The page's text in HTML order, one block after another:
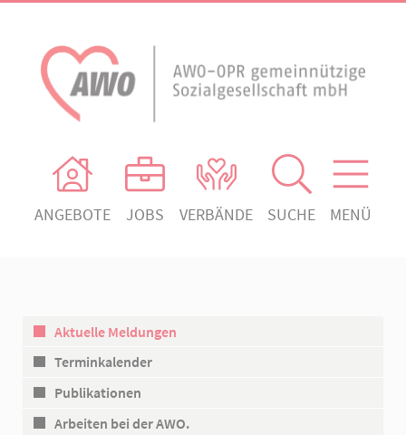
ANGEBOTE JOBS VERBÄNDE SUCHE MENÜ
AWO Ortsverein Rheinsberg
Aktuelle Meldungen
Terminkalender
Publikationen
Arbeiten bei der AWO.